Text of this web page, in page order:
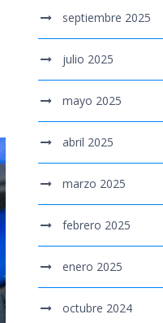
septiembre 2025
julio 2025
mayo 2025
abril 2025
marzo 2025
febrero 2025
enero 2025
octubre 2024